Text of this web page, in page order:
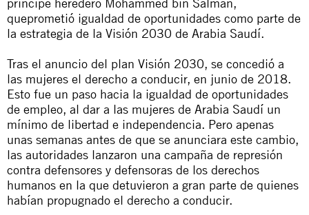
príncipe heredero Mohammed bin Salman,
queprometió igualdad de oportunidades como parte de
la estrategia de la Visión 2030 de Arabia Saudí.
Tras el anuncio del plan Visión 2030, se concedió a
las mujeres el derecho a conducir, en junio de 2018.
Esto fue un paso hacia la igualdad de oportunidades
de empleo, al dar a las mujeres de Arabia Saudí un
mínimo de libertad e independencia. Pero apenas
unas semanas antes de que se anunciara este cambio,
las autoridades lanzaron una campaña de represión
contra defensores y defensoras de los derechos
humanos en la que detuvieron a gran parte de quienes
habían propugnado el derecho a conducir.